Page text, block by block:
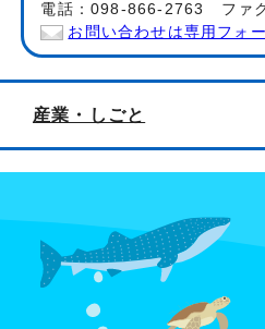
電話：098-866-2763 ファ
お問い合わせは専用フォ
産業・しごと